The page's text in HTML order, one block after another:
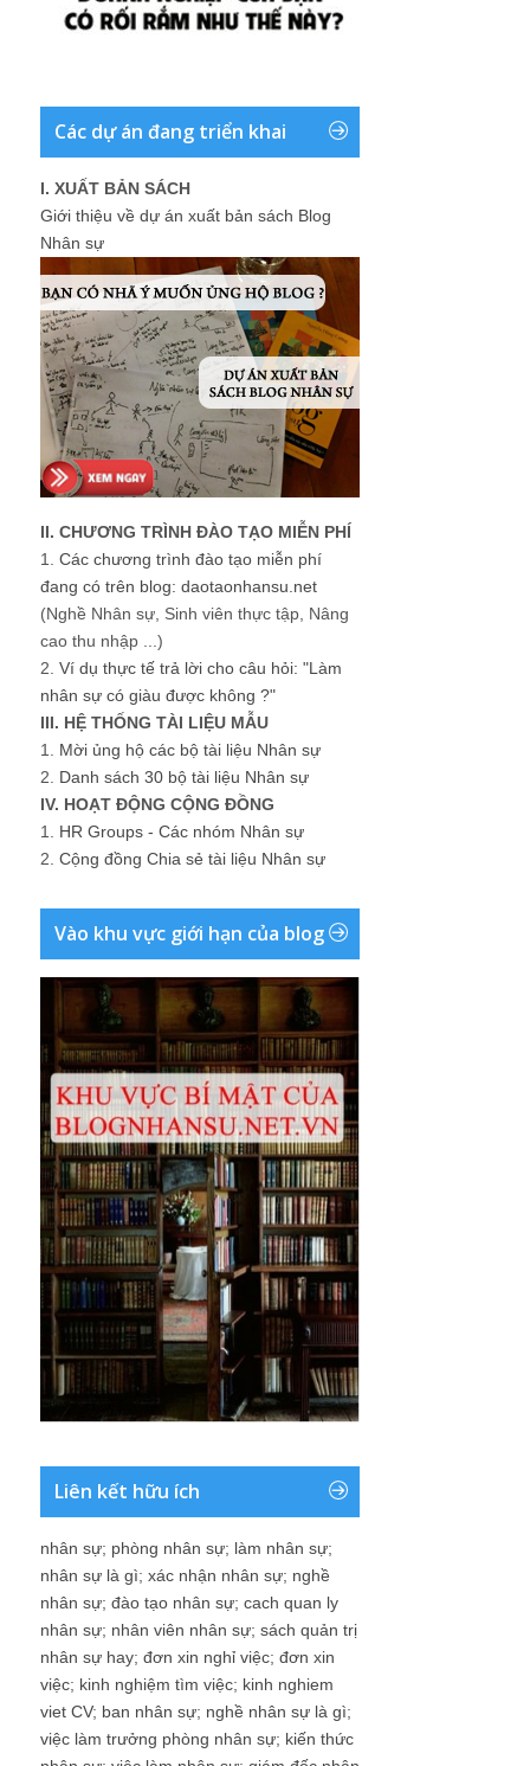
Các dự án đang triển khai
I. XUẤT BẢN SÁCH
Giới thiệu về dự án xuất bản sách Blog
Nhân sự
II. CHƯƠNG TRÌNH ĐÀO TẠO MIỄN PHÍ
1. Các chương trình đào tạo miễn phí
đang có trên blog: daotaonhansu.net
(Nghề Nhân sự, Sinh viên thực tập, Nâng
cao thu nhập ...)
2. Ví dụ thực tế trả lời cho câu hỏi: "Làm
nhân sự có giàu được không ?"
III. HỆ THỐNG TÀI LIỆU MẪU
1. Mời ủng hộ các bộ tài liệu Nhân sự
2. Danh sách 30 bộ tài liệu Nhân sự
IV. HOẠT ĐỘNG CỘNG ĐỒNG
1. HR Groups - Các nhóm Nhân sự
2. Cộng đồng Chia sẻ tài liệu Nhân sự
Vào khu vực giới hạn của blog
Liên kết hữu ích
nhân sự; phòng nhân sự; làm nhân sự;
nhân sự là gì; xác nhận nhân sự; nghề
nhân sự; đào tạo nhân sự; cach quan ly
nhân sự; nhân viên nhân sự; sách quản trị
nhân sự hay; đơn xin nghỉ việc; đơn xin
việc; kinh nghiệm tìm việc; kinh nghiem
viet CV; ban nhân sự; nghề nhân sự là gì;
việc làm trưởng phòng nhân sự; kiến thức